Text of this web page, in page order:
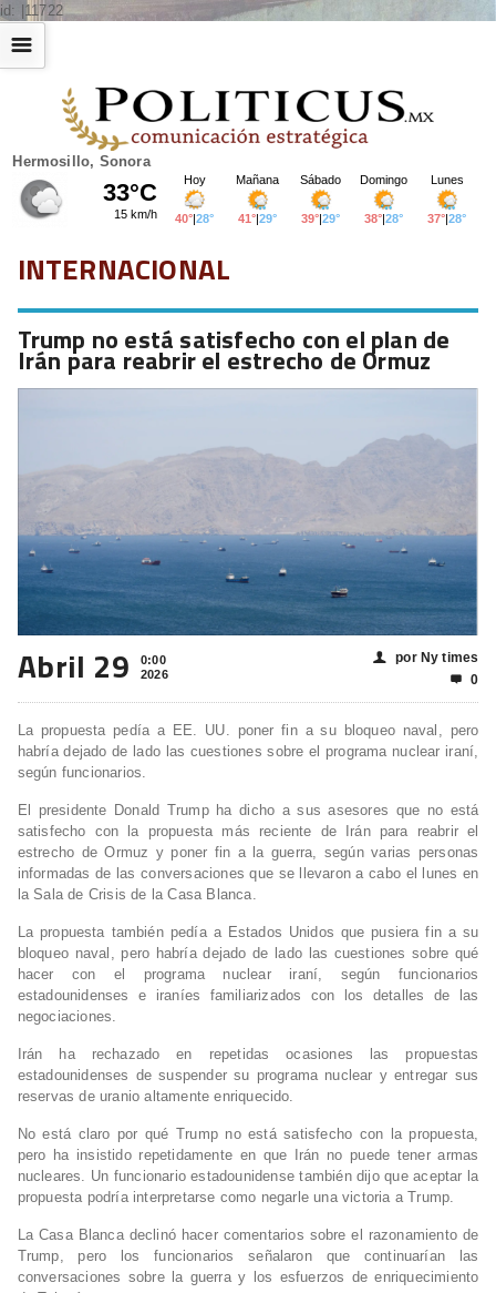
id: |11722
Hermosillo, Sonora
☰
INTERNACIONAL
Trump no está satisfecho con el plan de
Irán para reabrir el estrecho de Ormuz
Abril 29
0:00
2026
👤 por Ny times
 0
La propuesta pedía a EE. UU. poner fin a su bloqueo naval, pero
habría dejado de lado las cuestiones sobre el programa nuclear iraní,
según funcionarios.
El presidente Donald Trump ha dicho a sus asesores que no está
satisfecho con la propuesta más reciente de Irán para reabrir el
estrecho de Ormuz y poner fin a la guerra, según varias personas
informadas de las conversaciones que se llevaron a cabo el lunes en
la Sala de Crisis de la Casa Blanca.
La propuesta también pedía a Estados Unidos que pusiera fin a su
bloqueo naval, pero habría dejado de lado las cuestiones sobre qué
hacer con el programa nuclear iraní, según funcionarios
estadounidenses e iraníes familiarizados con los detalles de las
negociaciones.
Irán ha rechazado en repetidas ocasiones las propuestas
estadounidenses de suspender su programa nuclear y entregar sus
reservas de uranio altamente enriquecido.
No está claro por qué Trump no está satisfecho con la propuesta,
pero ha insistido repetidamente en que Irán no puede tener armas
nucleares. Un funcionario estadounidense también dijo que aceptar la
propuesta podría interpretarse como negarle una victoria a Trump.
La Casa Blanca declinó hacer comentarios sobre el razonamiento de
Trump, pero los funcionarios señalaron que continuarían las
conversaciones sobre la guerra y los esfuerzos de enriquecimiento